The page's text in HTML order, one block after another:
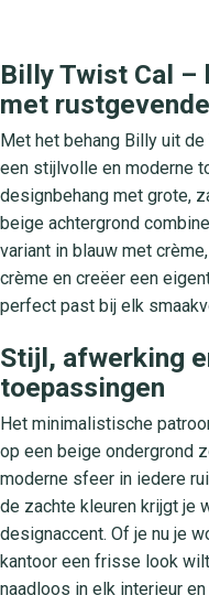
Billy Twist Cal
met
Met het behang Billy uit
een stijlvolle en moderne
designbehang met grote,
beige achtergrond
variant in blauw met
crème en creëer een
perfect past bij elk
Stijl, afwerking
toepassingen
Het minimalistische
op een beige ondergrond
moderne sfeer in iedere
de zachte kleuren krijgt je
designaccent. Of je nu je
kantoor een frisse look
naadloos in elk interieur